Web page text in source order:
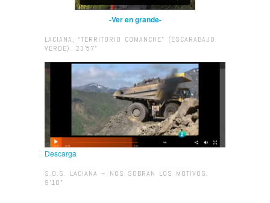
-Ver en grande-
LACIANA, “TERRITORIO COMANCHE” (ESCARABAJO
VERDE). 23’57”
Descarga
S.O.S. LACIANA – NOS SOBRAN LOS MOTIVOS.
9’10”